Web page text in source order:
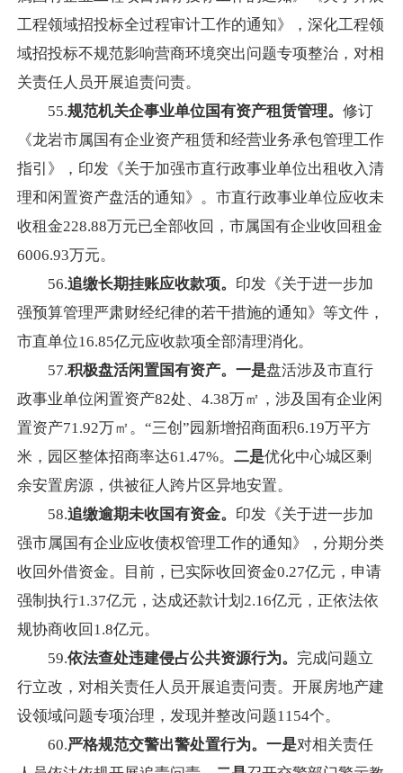
工程领域招投标全过程审计工作的通知》，深化工程领
域招投标不规范影响营商环境突出问题专项整治，对相
关责任人员开展追责问责。
55.规范机关企事业单位国有资产租赁管理。 修订
《龙岩市属国有企业资产租赁和经营业务承包管理工作
指引》，印发《关于加强市直行政事业单位出租收入清
理和闲置资产盘活的通知》。市直行政事业单位应收未
收租金228.88万元已全部收回，市属国有企业收回租金
6006.93万元。
56.追缴长期挂账应收款项。 印发《关于进一步加
强预算管理严肃财经纪律的若干措施的通知》等文件，
市直单位16.85亿元应收款项全部清理消化。
57.积极盘活闲置国有资产。一是盘活涉及市直行
政事业单位闲置资产82处、4.38万㎡，涉及国有企业闲
置资产71.92万㎡。“三创”园新增招商面积6.19万平方
米，园区整体招商率达61.47%。 二是优化中心城区剩
余安置房源，供被征人跨片区异地安置。
58.追缴逾期未收国有资金。 印发《关于进一步加
强市属国有企业应收债权管理工作的通知》，分期分类
收回外借资金。目前，已实际收回资金0.27亿元，申请
强制执行1.37亿元，达成还款计划2.16亿元，正依法依
规协商收回1.8亿元。
59.依法查处违建侵占公共资源行为。 完成问题立
行立改，对相关责任人员开展追责问责。开展房地产建
设领域问题专项治理，发现并整改问题1154个。
60.严格规范交警出警处置行为。一是对相关责任